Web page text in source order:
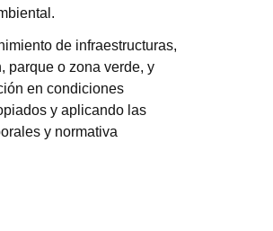
de infraestructuras,
parque o zona verde, y
en condiciones
y aplicando las
y normativa